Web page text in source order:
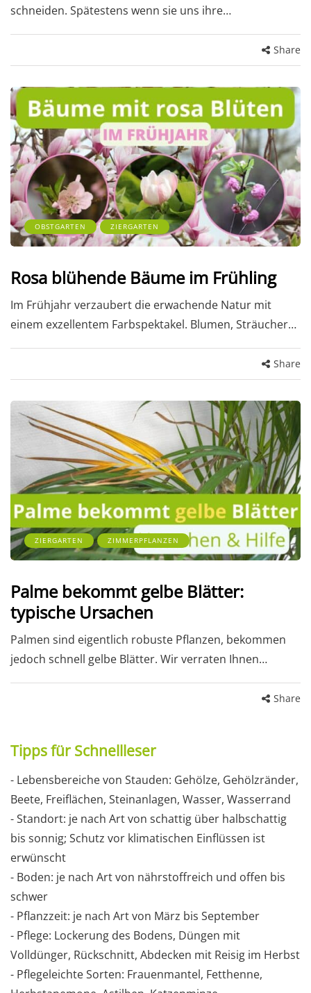
schneiden. Spätestens wenn sie uns ihre…
Share
OBSTGARTEN ZIERGARTEN
Rosa blühende Bäume im Frühling
Im Frühjahr verzaubert die erwachende Natur mit
einem exzellentem Farbspektakel. Blumen, Sträucher…
Share
ZIERGARTEN ZIMMERPFLANZEN
Palme bekommt gelbe Blätter:
typische Ursachen
Palmen sind eigentlich robuste Pflanzen, bekommen
jedoch schnell gelbe Blätter. Wir verraten Ihnen…
Share
Tipps für Schnellleser
- Lebensbereiche von Stauden: Gehölze, Gehölzränder,
Beete, Freiflächen, Steinanlagen, Wasser, Wasserrand
- Standort: je nach Art von schattig über halbschattig
bis sonnig; Schutz vor klimatischen Einflüssen ist
erwünscht
- Boden: je nach Art von nährstoffreich und offen bis
schwer
- Pflanzzeit: je nach Art von März bis September
- Pflege: Lockerung des Bodens, Düngen mit
Volldünger, Rückschnitt, Abdecken mit Reisig im Herbst
- Pflegeleichte Sorten: Frauenmantel, Fetthenne,